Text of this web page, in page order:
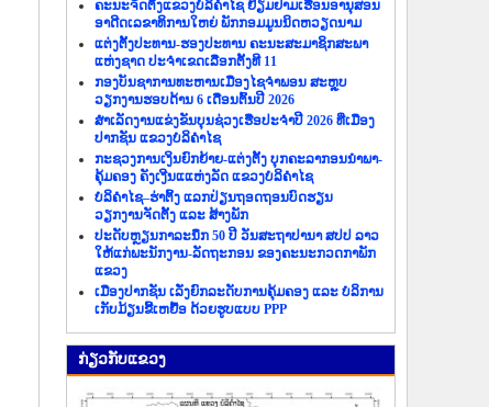
ຄະນະຈັດຕັ້ງແຂວງບໍລິຄຳໄຊ ຢ້ຽມຢາມເຮືອນອານຸສອນ
ອາດີດເລຂາທິການໃຫຍ່ ພັກກອມມູນນິດຫວຽດນາມ
ແຕ່ງຕັ້ງປະທານ-ຮອງປະທານ ຄະນະສະມາຊິກສະພາ
ແຫ່ງຊາດ ປະຈຳເຂດເລືອກຕັ້ງທີ 11
ກອງບັນຊາການທະຫານເມືອງໄຊຈຳພອນ ສະຫຼຸບ
ວຽກງານຮອບດ້ານ 6 ເດືອນຕົ້ນປີ 2026
ສຳເລັດງານແຂ່ງຂັນບຸນຊ່ວງເຮືອປະຈຳປີ 2026 ທີ່ເມືອງ
ປາກຊັນ ແຂວງບໍລິຄຳໄຊ
ກະຊວງການເງິນຍົກຍ້າຍ-ແຕ່ງຕັ້ງ ບຸກຄະລາກອນນຳພາ-
ຄຸ້ມຄອງ ຄັງເງີນແແຫ່ງລັດ ແຂວງບໍລິຄຳໄຊ
ບໍລິຄຳໄຊ–ຮ່າຕິ້ງ ແລກປ່ຽນຖອດຖອນບົດຮຽນ
ວຽກງານຈັດຕັ້ງ ແລະ ສ້າງພັກ
ປະດັບຫຼຽນກາລະນຶກ 50 ປີ ວັນສະຖາປານາ ສປປ ລາວ
ໃຫ້ແກ່ພະນັກງານ-ລັດຖະກອນ ຂອງຄະນະກວດກາພັກ
ແຂວງ
ເມືອງປາກຊັນ ເລັ່ງຍົກລະດັບການຄຸ້ມຄອງ ແລະ ບໍລິການ
ເກັບມ້ຽນຂີ້ເຫຍື້ອ ດ້ວຍຮູບແບບ PPP
ກ່ຽວ​ກັບ​ແຂວງ